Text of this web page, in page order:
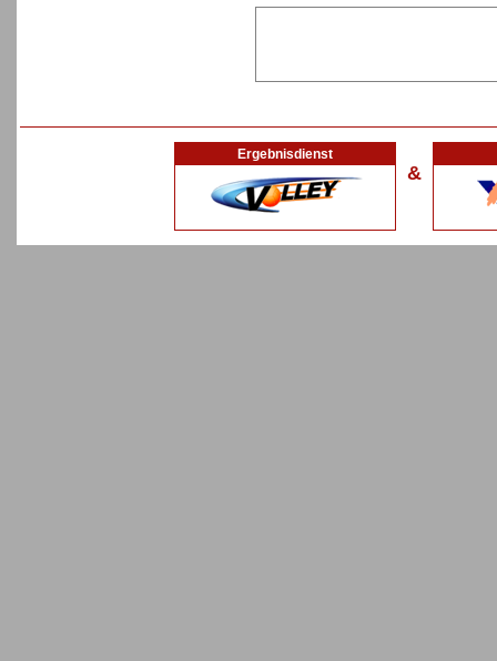
Ergebnisdienst
&